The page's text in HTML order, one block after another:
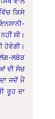
ਕਿਸੇ
ਸੀ।
ਹੋਵੇਗੀ।
ਲੱਗ-ਲਬੇੜ
ਦੀ ਸੋਚ
ਜਦੋਂ ਮੈਂ
ਰੂਹ ਦਾ